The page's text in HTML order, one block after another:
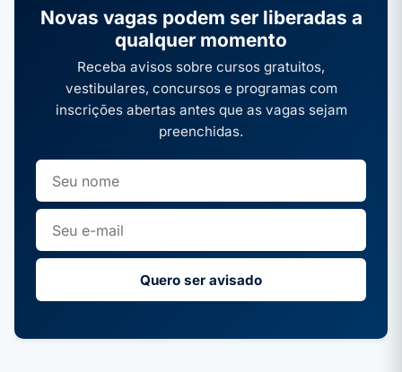
Novas vagas podem ser liberadas a
qualquer momento
Receba avisos sobre cursos gratuitos,
vestibulares, concursos e programas com
inscrições abertas antes que as vagas sejam
preenchidas.
Quero ser avisado